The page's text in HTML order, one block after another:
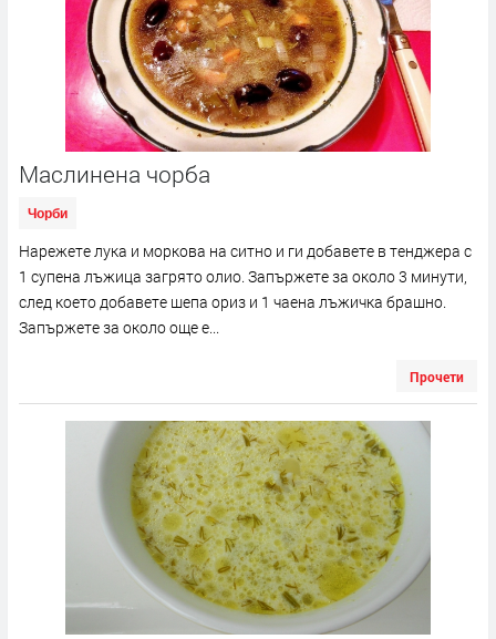
Маслинена чорба
Чорби
Нарежете лука и моркова на ситно и ги добавете в тенджера с
1 супена лъжица загрято олио. Запържете за около 3 минути,
след което добавете шепа ориз и 1 чаена лъжичка брашно.
Запържете за около още е...
Прочети